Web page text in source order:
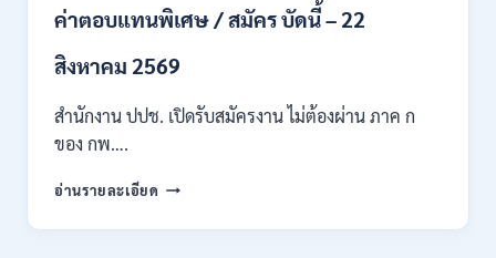
หลาย
สาขา
ขึ้น
ไป
เงิน
24840
สมัคร
ค่าตอบแทนพิเศษ / สมัคร บัดนี้ – 22
สิงหาคม 2569
สำนักงาน ปปช. เปิดรับสมัครงาน ไม่ต้องผ่าน ภาค ก
ของ กพ….
อ่านรายละเอียด สำนักงาน
เปิด